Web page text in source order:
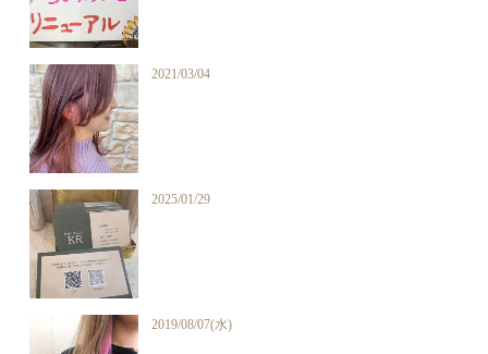
2021/03/04
2025/01/29
2019/08/07(水)